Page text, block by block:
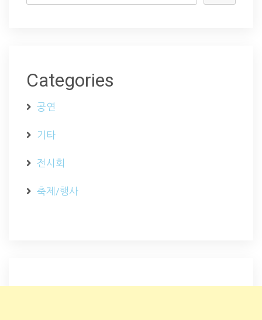
Categories
공연
기타
전시회
축제/행사